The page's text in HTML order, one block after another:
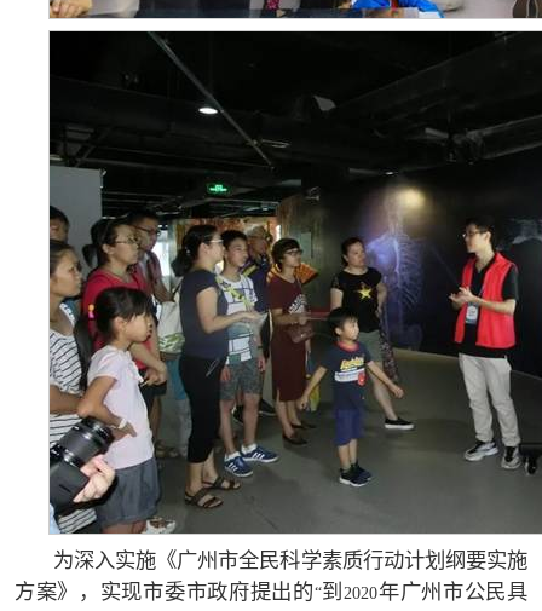
为深入实施《广州市全民科学素质行动计划纲要实施
方案》，实现市委市政府提出的“到2020年广州市公民具